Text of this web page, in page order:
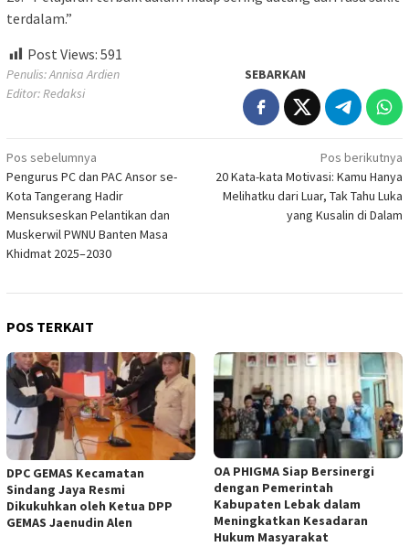
terdalam.”
Post Views: 591
Penulis: Annisa Ardien
Editor: Redaksi
SEBARKAN
Navigasi
pos
Pos sebelumnya
Pengurus PC dan PAC Ansor se-
Kota Tangerang Hadir
Mensukseskan Pelantikan dan
Muskerwil PWNU Banten Masa
Khidmat 2025–2030
Pos berikutnya
20 Kata-kata Motivasi: Kamu Hanya
Melihatku dari Luar, Tak Tahu Luka
yang Kusalin di Dalam
POS TERKAIT
DPC GEMAS Kecamatan
Sindang Jaya Resmi
Dikukuhkan oleh Ketua DPP
GEMAS Jaenudin Alen
OA PHIGMA Siap Bersinergi
dengan Pemerintah
Kabupaten Lebak dalam
Meningkatkan Kesadaran
Hukum Masyarakat